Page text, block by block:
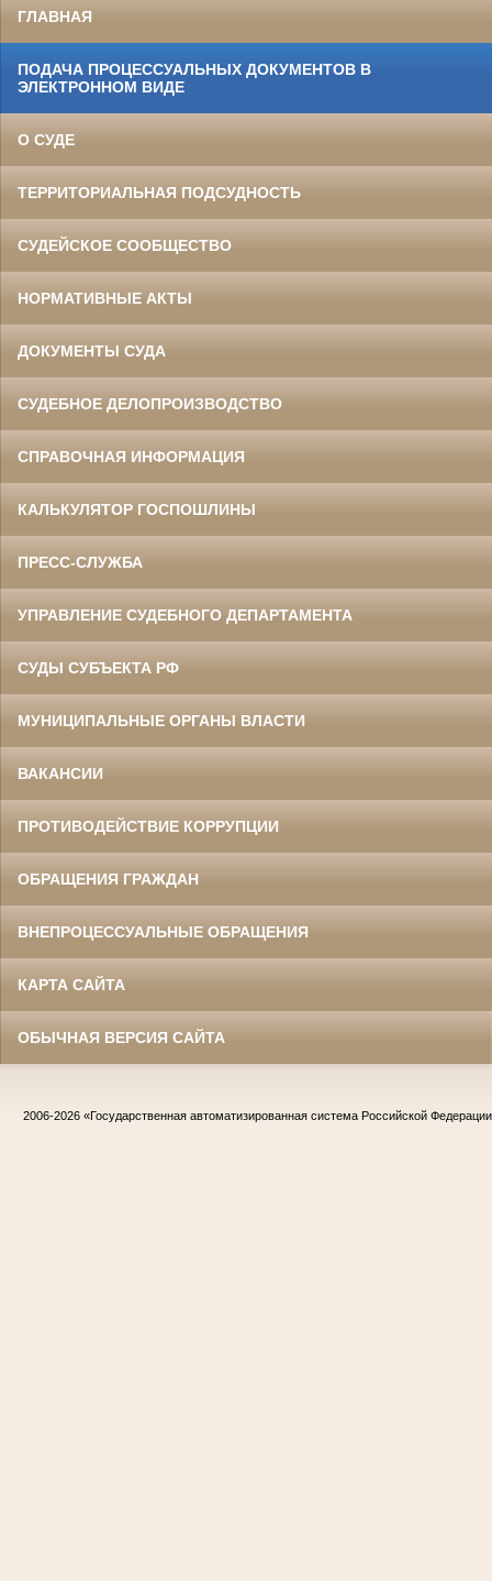
ГЛАВНАЯ
ПОДАЧА ПРОЦЕССУАЛЬНЫХ ДОКУМЕНТОВ В
ЭЛЕКТРОННОМ ВИДЕ
О СУДЕ
ТЕРРИТОРИАЛЬНАЯ ПОДСУДНОСТЬ
СУДЕЙСКОЕ СООБЩЕСТВО
НОРМАТИВНЫЕ АКТЫ
ДОКУМЕНТЫ СУДА
СУДЕБНОЕ ДЕЛОПРОИЗВОДСТВО
СПРАВОЧНАЯ ИНФОРМАЦИЯ
КАЛЬКУЛЯТОР ГОСПОШЛИНЫ
ПРЕСС-СЛУЖБА
УПРАВЛЕНИЕ СУДЕБНОГО ДЕПАРТАМЕНТА
СУДЫ СУБЪЕКТА РФ
МУНИЦИПАЛЬНЫЕ ОРГАНЫ ВЛАСТИ
ВАКАНСИИ
ПРОТИВОДЕЙСТВИЕ КОРРУПЦИИ
ОБРАЩЕНИЯ ГРАЖДАН
ВНЕПРОЦЕССУАЛЬНЫЕ ОБРАЩЕНИЯ
КАРТА САЙТА
ОБЫЧНАЯ ВЕРСИЯ САЙТА
2006-2026 «Государственная автоматизированная система Российской